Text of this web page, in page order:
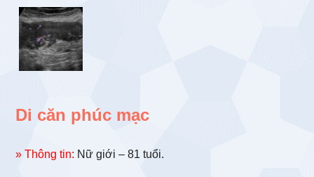
Di căn phúc mạc
» Thông tin: Nữ giới – 81 tuổi.